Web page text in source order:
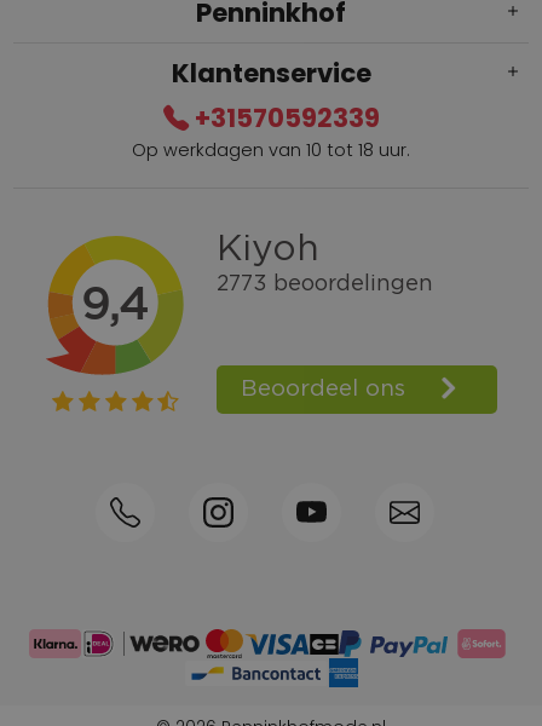
Penninkhof
Gratis verzending vanaf € 100,=
Bel +31570592339
Spaarpunten
Shop the Look
Telefonisch bestellen ook mogelijk
Klantenservice
+31570592339
Op werkdagen van 10 tot 18 uur.